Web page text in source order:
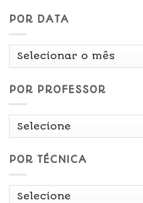
POR DATA
Por
POR PROFESSOR
POR TÉCNICA